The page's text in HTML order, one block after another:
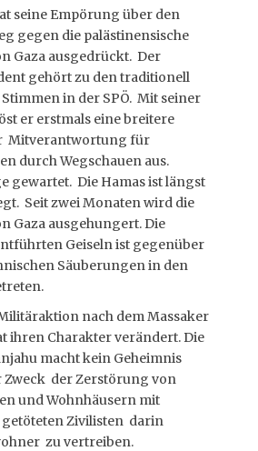
seine Empörung über den
gegen die palästinensische
Gaza ausgedrückt. Der
gehört zu den traditionell
in der SPÖ. Mit seiner
er erstmals eine breitere
Mitverantwortung für
durch Wegschauen aus.
gewartet. Die Hamas ist längst
Seit zwei Monaten wird die
Gaza ausgehungert. Die
Geiseln ist gegenüber
Säuberungen in den
nach dem Massaker
ihren Charakter verändert. Die
macht kein Geheimnis
Zweck der Zerstörung von
und Wohnhäusern mit
Zivilisten darin
zu vertreiben.